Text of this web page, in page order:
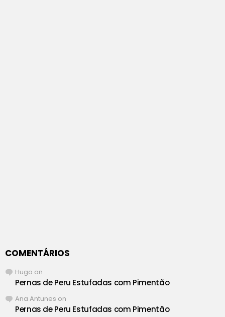
COMENTÁRIOS
Hugo on
Pernas de Peru Estufadas com Pimentão
Ana Antunes on
Pernas de Peru Estufadas com Pimentão